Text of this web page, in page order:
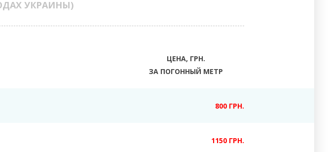
УКРАИНЫ)
ЦЕНА, ГРН.
ЗА ПОГОННЫЙ МЕТР
800 ГРН.
1150 ГРН.